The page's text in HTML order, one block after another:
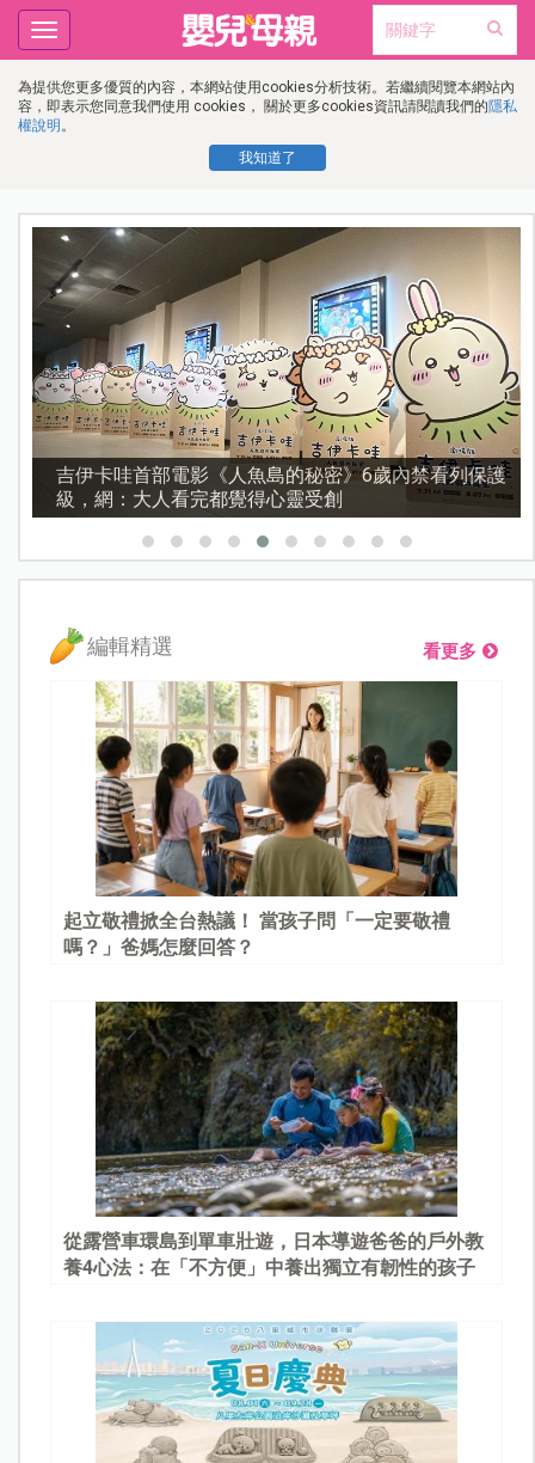
為提供您更多優質的內容，本網站使用cookies分析技術。若繼續閱覽本網站內
容，即表示您同意我們使用 cookies， 關於更多cookies資訊請閱讀我們的隱私
權說明 。
我知道了
Toggle
navigation
資優教育15問！師鐸獎名師陳宥妤：資優教育的核心，
不是成績而是讀懂孩子的心理準備度
編輯精選 看更多
起立敬禮掀全台熱議！ 當孩子問「一定要敬禮
嗎？」爸媽怎麼回答？
從露營車環島到單車壯遊，日本導遊爸爸的戶外教
養4心法：在「不方便」中養出獨立有韌性的孩子